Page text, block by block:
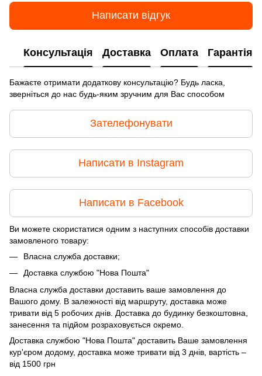
Написати відгук
Консультація Доставка Оплата Гарантія
Бажаєте отримати додаткову консультацію? Будь ласка,
зверніться до нас будь-яким зручним для Вас способом
Зателефонувати
Написати в Instagram
Написати в Facebook
Ви можете скористатися одним з наступних способів доставки
замовленого товару:
Власна служба доставки;
Доставка службою "Нова Пошта"
Власна служба доставки доставить ваше замовлення до
Вашого дому. В залежності від маршруту, доставка може
тривати від 5 робочих днів. Доставка до будинку безкоштовна,
занесення та підйом розраховується окремо.
Доставка службою "Нова Пошта" доставить Ваше замовлення
кур'єром додому, доставка може тривати від 3 днів, вартість –
від 1500 грн